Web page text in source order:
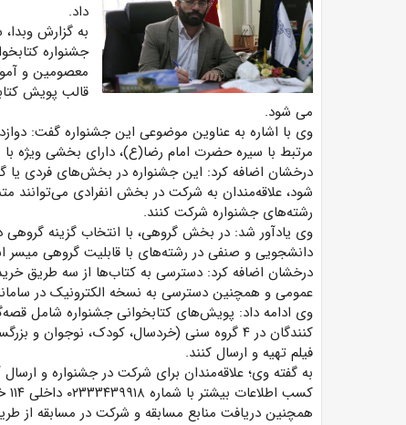
داد.
به گزارش
جشنواره
معصومین و
قالب پویش
می شود.
وی با اشاره به عناوین موضوعی این جشنواره گفت:
مرتبط با سیره حضرت امام رضا(ع)، دارای بخشی
درخشان اضافه کرد: این جشنواره در بخش‌های فردی یا
شود، علاقه‌مندان به شرکت در بخش انفرادی
رشته‌های جشنواره شرکت کنند.
وی یادآور شد: در بخش گروهی، با انتخاب گزینه
دانشجویی و صنفی در رشته‌های با قابلیت گروهی
درخشان اضافه کرد: دسترسی به کتاب‌ها از سه طریق
عمومی و همچنین دسترسی به نسخه الکترونیک در
وی ادامه داد: پویش‌های کتابخوانی جشنواره شامل
کنندگان در ۴ گروه سنی (خردسال، کودک،
فیلم تهیه و ارسال کنند.
کسب اطلاعات بیشتر با شماره ۰۲۳۳۳۴۳۹۹۱۸ داخلی ۱۱۴ خانم بهرامیان و آقای رئوفی داخلی ۱۱۶ تماس حاصل نمایند.
همچنین دریافت منابع مسابقه و شرکت در مسابقه از